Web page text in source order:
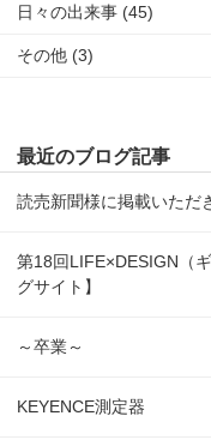
日々の出来事 (45)
その他 (3)
最近のブログ記事
読売新聞様に掲載いただ
第18回LIFE×DESIGN（
グサイト】
～卒業～
KEYENCE測定器